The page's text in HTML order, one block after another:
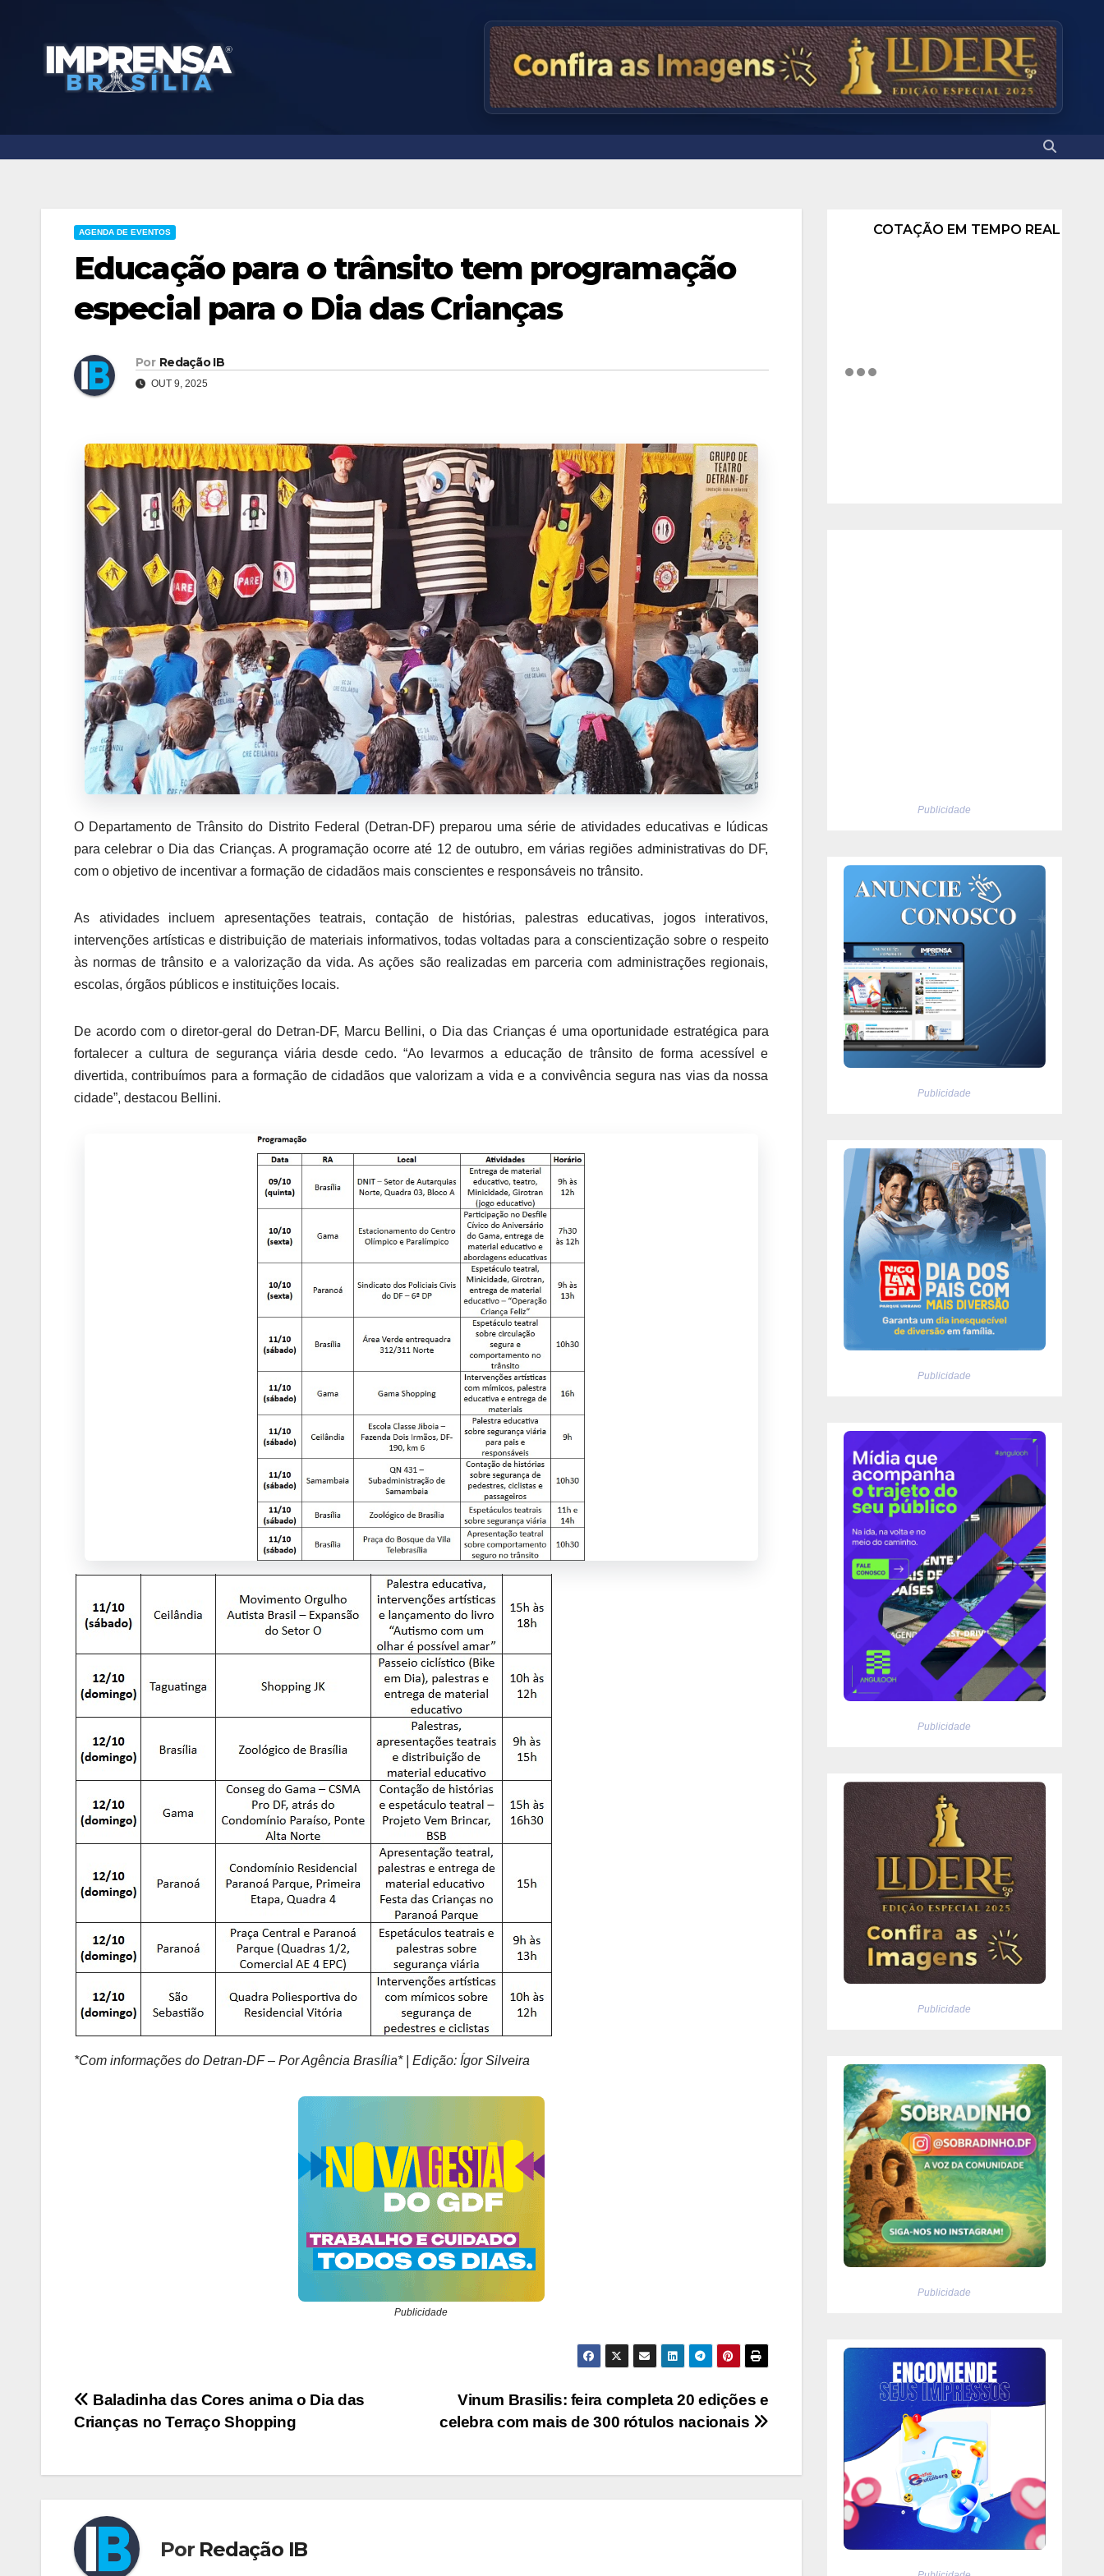
AGENDA DE EVENTOS
Educação para o trânsito tem programação
especial para o Dia das Crianças
Por Redação IB
OUT 9, 2025
O Departamento de Trânsito do Distrito Federal (Detran-DF) preparou uma série de atividades educativas e lúdicas
para celebrar o Dia das Crianças. A programação ocorre até 12 de outubro, em várias regiões administrativas do DF,
com o objetivo de incentivar a formação de cidadãos mais conscientes e responsáveis no trânsito.
As atividades incluem apresentações teatrais, contação de histórias, palestras educativas, jogos interativos,
intervenções artísticas e distribuição de materiais informativos, todas voltadas para a conscientização sobre o respeito
às normas de trânsito e a valorização da vida. As ações são realizadas em parceria com administrações regionais,
escolas, órgãos públicos e instituições locais.
De acordo com o diretor-geral do Detran-DF, Marcu Bellini, o Dia das Crianças é uma oportunidade estratégica para
fortalecer a cultura de segurança viária desde cedo. “Ao levarmos a educação de trânsito de forma acessível e
divertida, contribuímos para a formação de cidadãos que valorizam a vida e a convivência segura nas vias da nossa
cidade”, destacou Bellini.
*Com informações do Detran-DF – Por Agência Brasília* | Edição: Ígor Silveira
Publicidade
Navegação
Post
Vinum Brasilis: feira completa 20 edições e
celebra com mais de 300 rótulos nacionais
Baladinha das Cores anima o Dia das
Crianças no Terraço Shopping
Por Redação IB
COTAÇÃO EM TEMPO REAL
Publicidade
Publicidade
Publicidade
Publicidade
Publicidade
Publicidade